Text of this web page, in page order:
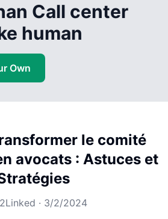
Call center
human
Own
le comité
avocats : Astuces et
· 3/2/2024